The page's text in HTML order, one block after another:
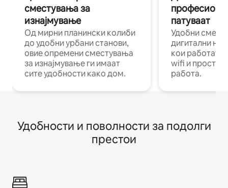
сместувања за
изнајмување
Од мирни планински колиби
до удобни урбани станови,
овие опремени сместувања
за изнајмување ги имаат
сите удобности како дом.
патуваат
Удобни
дигитални
кои работат
wifi и
работа.
Удобности и поволности за подолги
престои